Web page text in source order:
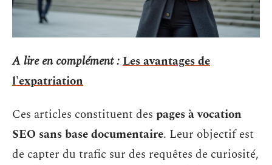
A lire en complément :Les avantages de
l'expatriation
Ces articles constituent des pages à vocation
SEO sans base documentaire. Leur objectif est
de capter du trafic sur des requêtes de curiosité,